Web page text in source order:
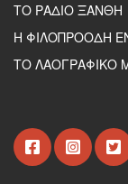
ΤΟ ΡΑΔΙΟ ΞΑΝΘΗ
Η ΦΙΛΟΠΡΟΟΔΗ
ΤΟ ΛΑΟΓΡΑΦΙΚΟ